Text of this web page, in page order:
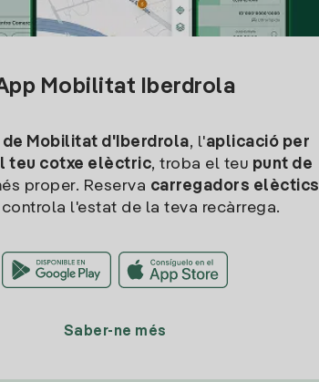
Mobilitat Iberdrola
de Mobilitat d'Iberdrola, l'aplicació per
teu cotxe elèctric, troba el teu punt de
proper. Reserva carregadors elèctics
l'estat de la teva recàrrega.
Saber-ne més